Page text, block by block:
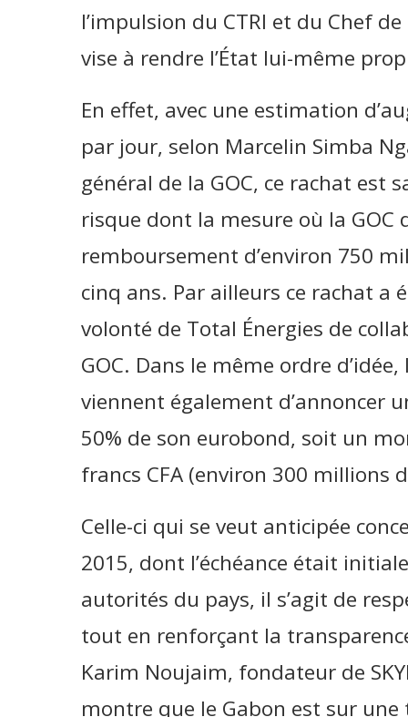
l’impulsion du CTRI et du Chef
vise à rendre l’État lui-même
En effet, avec une estimation
par jour, selon Marcelin Simba
général de la GOC, ce rachat
risque dont la mesure où la
remboursement d’environ 750
cinq ans. Par ailleurs ce rachat a
volonté de Total Énergies de
GOC. Dans le même ordre
viennent également d’annoncer
50% de son eurobond, soit un
francs CFA (environ 300 millions
Celle-ci qui se veut anticipée
2015, dont l’échéance était
autorités du pays, il s’agit de
tout en renforçant la
Karim Noujaim, fondateur de
montre que le Gabon est sur